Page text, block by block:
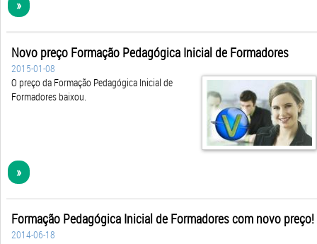
Novo preço Formação Pedagógica Inicial de Formadores
2015-01-08
O preço da Formação Pedagógica Inicial de
Formadores baixou.
»
Formação Pedagógica Inicial de Formadores com novo preço!
2014-06-18